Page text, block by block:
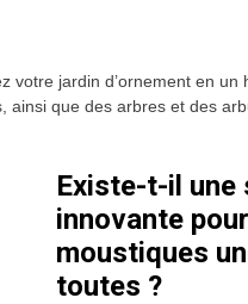
jardin d’ornement en
que des arbres et des
Existe-t-il une
innovante
moustiques
toutes ?